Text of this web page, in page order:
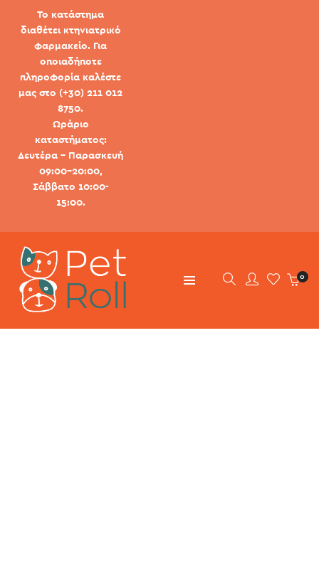
Το κατάστημα
διαθέτει κτηνιατρικό
φαρμακείο. Για
οποιαδήποτε
πληροφορία καλέστε
μας στο (+30) 211 012
8750.
Ωράριο
καταστήματος:
Δευτέρα - Παρασκευή
09:00-20:00,
Σάββατο 10:00-
15:00.
0